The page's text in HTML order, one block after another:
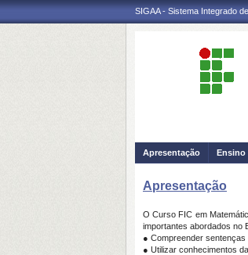
SIGAA - Sistema Integrado
Apresentação Ensino
Apresentação
O Curso FIC em
importantes abordados no
● Compreender
● Utilizar conhecimentos